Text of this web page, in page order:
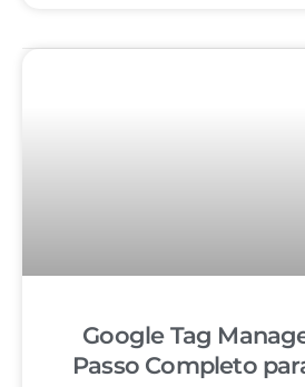
Google Tag
Passo Completo